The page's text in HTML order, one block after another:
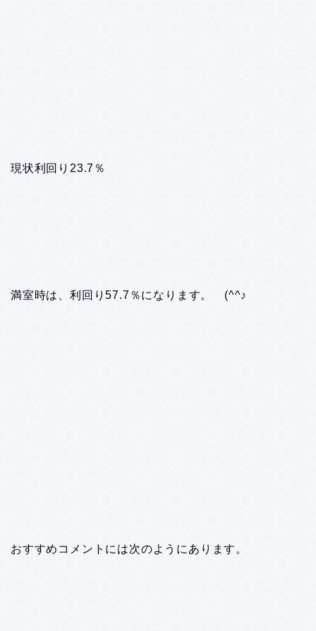
現状利回り23.7％
満室時は、利回り57.7％になります。 (^^♪
おすすめコメントには次のようにあります。